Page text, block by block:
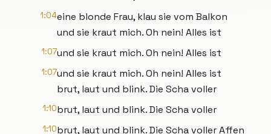
1:04eine blonde Frau, klau sie vom Balkon
und sie kraut mich. Oh nein! Alles ist
1:07und sie kraut mich. Oh nein! Alles ist
1:07und sie kraut mich. Oh nein! Alles ist
brut, laut und blink. Die Scha voller
1:10brut, laut und blink. Die Scha voller
1:10brut, laut und blink. Die Scha voller Affen